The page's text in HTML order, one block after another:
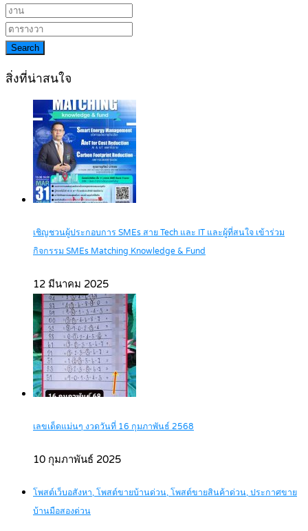
Search
สิ่งที่น่าสนใจ
เชิญชวนผู้ประกอบการ SMEs สาย Tech และ IT และผู้ที่สนใจ เข้าร่วม
กิจกรรม SMEs Matching Knowledge & Fund
12 มีนาคม 2025
เลขเด็ดแม่นๆ งวดวันที่ 16 กุมภาพันธ์ 2568
10 กุมภาพันธ์ 2025
โพสต์เว็บอสังหา, โพสต์ขายบ้านด่วน, โพสต์ขายสินค้าด่วน, ประกาศขาย
บ้านมือสองด่วน